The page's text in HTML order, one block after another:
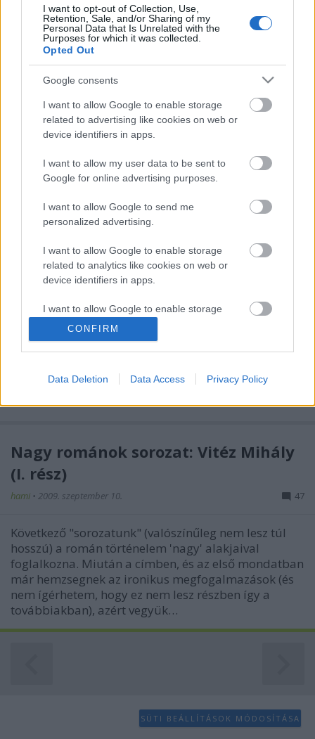
I want to opt-out of Collection, Use,
Retention, Sale, and/or Sharing of my
Personal Data that Is Unrelated with the
Purposes for which it was collected.
Opted Out
Google consents
I want to allow Google to enable storage
related to advertising like cookies on web or
device identifiers in apps.
I want to allow my user data to be sent to
Google for online advertising purposes.
I want to allow Google to send me
personalized advertising.
I want to allow Google to enable storage
related to analytics like cookies on web or
device identifiers in apps.
I want to allow Google to enable storage
related to functionality of the website or app.
I want to allow Google to enable storage
related to security, including authentication
CONFIRM
Data Deletion Data Access Privacy Policy
alkalmasnak gondolt Dobó…
Dobó István másik arca - 1. rész:
Birtokot szerezni "necesse est"
Dobó Istvánt, az egri hőst, a vitézségből példát adó
embert jól ismerjük, de volt Dobó Istvánnak egy
másik arca. Az elhivatott (egyesek szerint
gátlástalan) birtokszerzőé. Más szempontból viszont
négyrészes poszt Dobó…
Nagy románok sorozat: Vitéz Mihály
(II. rész)
Mihályunk eseményekben gazdag élete az előző rész
végén még nem ért véget. A keresztény szövetség
fokozódó nehézségei (1596: mezőkeresztesi vereség,
Eger eleste) Erdélyben is a helyzet eszkalálódásához
vezetett. Nem feltétlenül részletezném a magyar
történelem eme…
Nagy románok sorozat: Vitéz Mihály
(I. rész)
hami • 2009. szeptember 10. 47
Következő "sorozatunk" (valószínűleg nem lesz túl
hosszú) a román történelem 'nagy' alakjaival
foglalkozna. Miután a címben, és az első mondatban
már hemzsegnek az ironikus megfogalmazások (és
nem ígérhetem, hogy ez nem lesz részben így a
továbbiakban), azért vegyük…
SÜTI BEÁLLÍTÁSOK MÓDOSÍTÁSA